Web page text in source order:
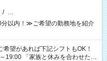
/ …
以内！≫ご希望の勤務地を紹介
を合わせた